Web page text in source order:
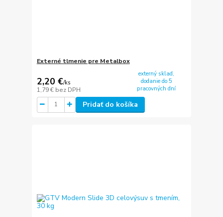
Externé tlmenie pre Metalbox
2,20 €/ks
1,79 € bez DPH
externý sklad,
dodanie do 5
pracovných dní
Pridať do košíka